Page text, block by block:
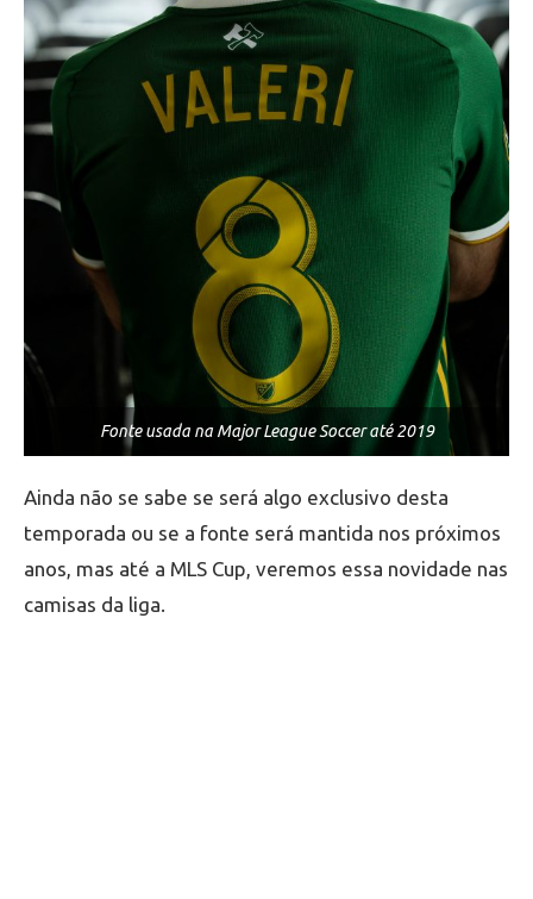
Fonte usada na Major League Soccer até 2019
Ainda não se sabe se será algo exclusivo desta
temporada ou se a fonte será mantida nos próximos
anos, mas até a MLS Cup, veremos essa novidade nas
camisas da liga.